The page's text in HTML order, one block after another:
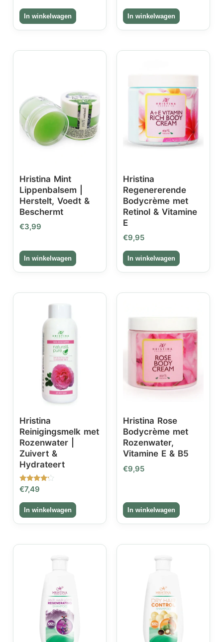
Hristina Mint
Lippenbalsem |
Herstelt, Voedt &
Beschermt
€3,99
Hristina
Regenererende
Bodycrème met
Retinol & Vitamine
E
€9,95
Hristina
Reinigingsmelk met
Rozenwater |
Zuivert &
Hydrateert
Gewaardeerd
4.00
€7,49
Hristina Rose
Bodycrème met
Rozenwater,
Vitamine E & B5
€9,95